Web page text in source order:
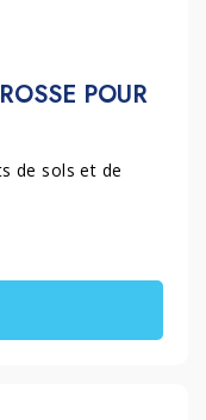
POUR
de sols et de